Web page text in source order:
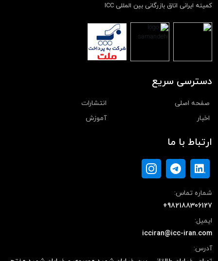
کمیته ایرانی اتاق بازرگانی بین المللی ICC
دسترسی سریع
صفحه اصلی
انتشارات
اخبار
آموزش
ارتباط با ما
شماره تماس:
+982188306127
ایمیل:
icciran@icc-iran.com
آدرس: